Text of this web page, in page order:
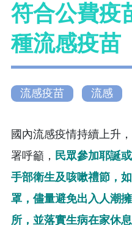
符合公費疫
種流感疫苗
流感疫苗 流感
國內流感疫情持續上升
署呼籲， 民眾參加耶誕
手部衛生及咳嗽禮節，
罩，儘量避免出入人潮
所，並落實生病在家休